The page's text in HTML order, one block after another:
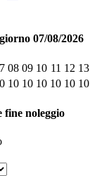
07/08/2026
08 09 10 11 12 13
10 10 10 10 10 10
fine noleggio